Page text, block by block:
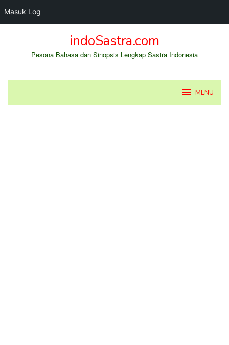
Masuk Log
indoSastra.com
Pesona Bahasa dan Sinopsis Lengkap Sastra Indonesia
MENU